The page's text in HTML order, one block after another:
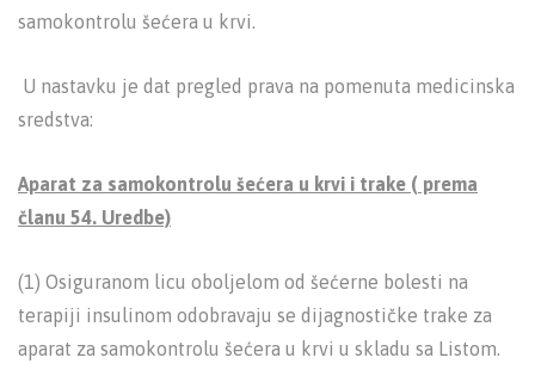
samokontrolu šećera u krvi.
U nastavku je dat pregled prava na pomenuta medicinska
sredstva:
Aparat za samokontrolu šećera u krvi i trake ( prema
članu 54. Uredbe)
(1) Osiguranom licu oboljelom od šećerne bolesti na
terapiji insulinom odobravaju se dijagnostičke trake za
aparat za samokontrolu šećera u krvi u skladu sa Listom.